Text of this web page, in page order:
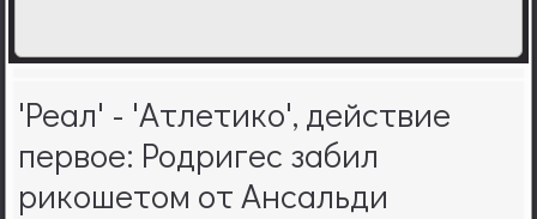
'Реал' - 'Атлетико', действие
первое: Родригес забил
рикошетом от Ансальди